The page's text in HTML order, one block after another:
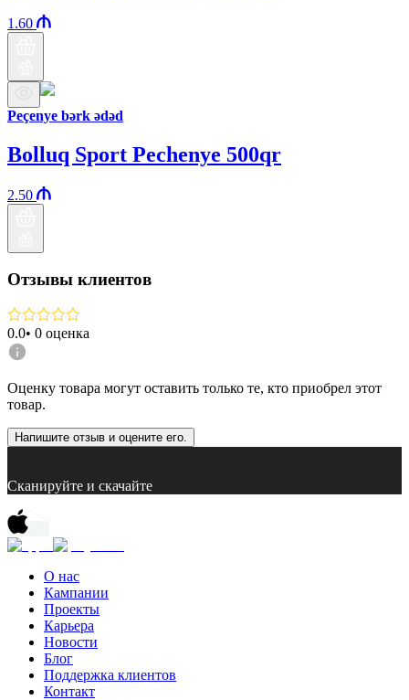
1.60
Peçenye bərk ədəd
Bolluq Sport Pechenye 500qr
2.50
Отзывы клиентов
0.0• 0 оценка
Оценку товара могут оставить только те, кто приобрел этот
товар.
Напишите отзыв и оцените его.
Сканируйте и скачайте
О нас
Кампании
Проекты
Карьера
Новости
Блог
Поддержка клиентов
Контакт